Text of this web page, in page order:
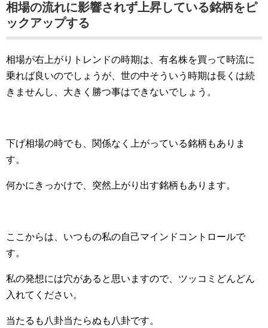
相場の流れに影響されず上昇している銘柄をピ
ックアップする
相場が右上がりトレンドの時期は、有名株を買って時流に
乗れば良いのでしょうが、世の中そういう時期は長くは続
きませんし、大きく勝つ事はできないでしょう。
下げ相場の時でも、関係なく上がっている銘柄もありま
す。
何かにきっかけで、突然上がり出す銘柄もあります。
ここからは、いつもの私の自己マインドコントロールで
す。
私の発想には穴があると思いますので、ツッコミどんどん
入れてください。
当たるも八卦当たらぬも八卦です。